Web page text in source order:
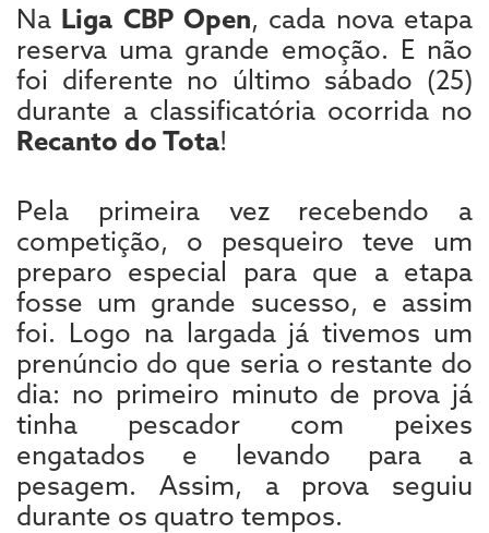
Na Liga CBP Open, cada nova etapa
reserva uma grande emoção. E não
foi diferente no último sábado (25)
durante a classificatória ocorrida no
Recanto do Tota!
Pela primeira vez recebendo a
competição, o pesqueiro teve um
preparo especial para que a etapa
fosse um grande sucesso, e assim
foi. Logo na largada já tivemos um
prenúncio do que seria o restante do
dia: no primeiro minuto de prova já
tinha pescador com peixes
engatados e levando para a
pesagem. Assim, a prova seguiu
durante os quatro tempos.